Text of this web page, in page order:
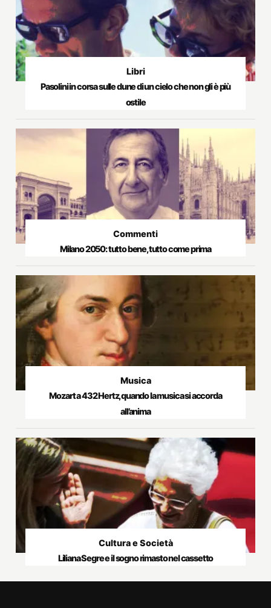
Libri
Pasolini in corsa sulle dune di un cielo che non gli è più
ostile
Commenti
Milano 2050: tutto bene, tutto come prima
Musica
Mozart a 432 Hertz, quando la musica si accorda
all’anima
Cultura e Società
Liliana Segre e il sogno rimasto nel cassetto